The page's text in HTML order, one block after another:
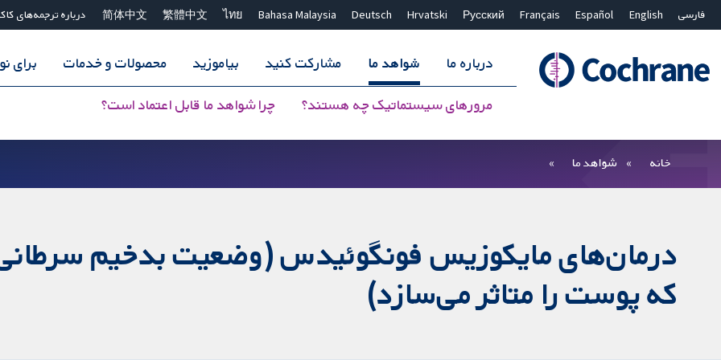
فارسی English
Español
Français
Русский
Hrvatski
Deutsch
Bahasa Malaysia
ไทย
繁體中文
简体中文 درباره ترجمه‌های
درباره ما شواهد ما
مرورهای سیستماتیک چه هستند؟ چرا شواهد ما قابل اعتماد است؟
مشارکت کنید بیاموزید محصولات و خدمات برای
بستن جستجو ✖
خانه شواهد ما
درمان‌های مایکوزیس فونگوئیدس (وضعیت بدخیم
که پوست را متاثر می‌سازد)